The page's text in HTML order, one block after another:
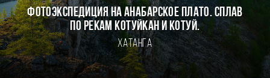
Фотоэкспедиция на Анабарское плато. Сплав
по рекам Котуйкан и Котуй.
Хатанга